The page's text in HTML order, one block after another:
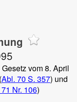
vom 8. April
Abl. 70 S. 357) und
Nr. 106)